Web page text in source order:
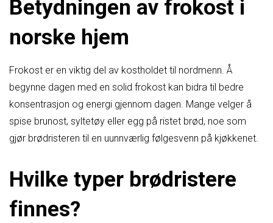
Betydningen av frokost i
norske hjem
Frokost er en viktig del av kostholdet til nordmenn. Å
begynne dagen med en solid frokost kan bidra til bedre
konsentrasjon og energi gjennom dagen. Mange velger å
spise brunost, syltetøy eller egg på ristet brød, noe som
gjør brødristeren til en uunnværlig følgesvenn på kjøkkenet.
Hvilke typer brødristere
finnes?